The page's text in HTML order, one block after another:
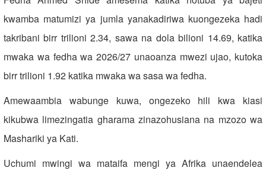
kwamba matumizi ya jumla yanakadiriwa kuongezeka hadi
takribani birr trilioni 2.34, sawa na dola bilioni 14.69, katika
mwaka wa fedha wa 2026/27 unaoanza mwezi ujao, kutoka
birr trilioni 1.92 katika mwaka wa sasa wa fedha.
Amewaambia wabunge kuwa, ongezeko hili kwa kiasi
kikubwa limezingatia gharama zinazohusiana na mzozo wa
Mashariki ya Kati.
Uchumi mwingi wa mataifa mengi ya Afrika unaendelea